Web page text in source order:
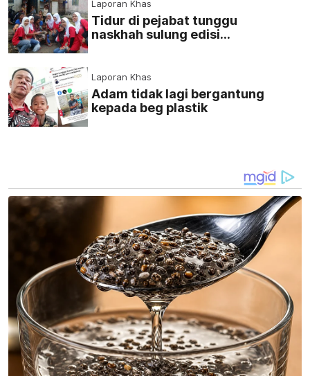
Laporan Khas
Tidur di pejabat tunggu
naskhah sulung edisi
Laporan Khas
Adam tidak lagi bergantung
kepada beg plastik